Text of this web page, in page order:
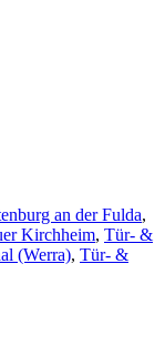
an der Fulda,
Kirchheim, Tür- &
(Werra), Tür- &